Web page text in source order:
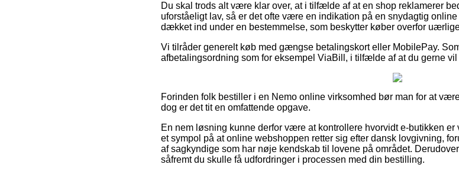
Du skal trods alt være klar over, at i tilfælde af at en shop reklamerer
uforståeligt lav, så er det ofte være en indikation på en snydagtig
dækket ind under en bestemmelse, som beskytter køber overfor
Vi tilråder generelt køb med gængse betalingskort eller MobilePay.
afbetalingsordning som for eksempel ViaBill, i tilfælde af at du gerne
Forinden folk bestiller i en Nemo online virksomhed bør man for at
dog er det tit en omfattende opgave.
En nem løsning kunne derfor være at kontrollere hvorvidt e-butikken
et sympol på at online webshoppen retter sig efter dansk lovgivning,
af sagkyndige som har nøje kendskab til lovene på området.
såfremt du skulle få udfordringer i processen med din bestilling.